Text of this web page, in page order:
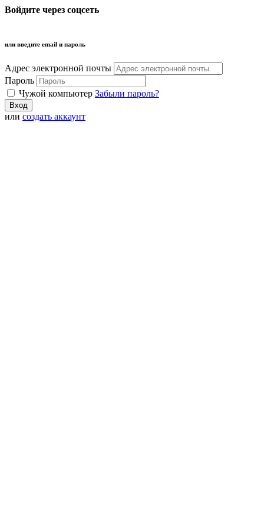
Войдите через соцсеть
или введите email и пароль
Адрес электронной почты
Пароль
Чужой компьютер Забыли пароль?
или создать аккаунт